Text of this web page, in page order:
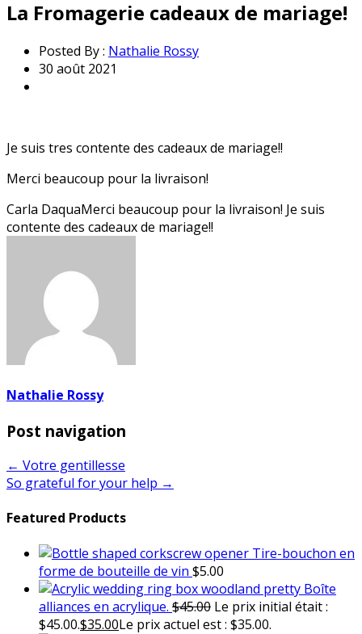
La Fromagerie cadeaux de mariage!
Posted By : Nathalie Rossy
30 août 2021
Je suis tres contente des cadeaux de mariage!!
Merci beaucoup pour la livraison!
Carla DaquaMerci beaucoup pour la livraison! Je suis
contente des cadeaux de mariage!!
Nathalie Rossy
Post navigation
← Votre gentillesse
So grateful for your help →
Featured Products
Tire-bouchon en
forme de bouteille de vin $5.00
Boîte
alliances en acrylique. $45.00 Le prix initial était :
$45.00.$35.00Le prix actuel est : $35.00.